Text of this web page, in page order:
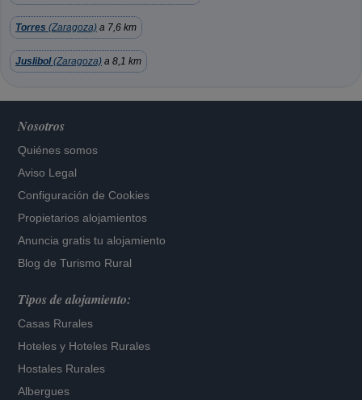
Torres (Zaragoza) a 7,6 km
Juslibol(Zaragoza) a 8,1 km
Nosotros
Quiénes somos
Aviso Legal
Configuración de Cookies
Propietarios alojamientos
Anuncia gratis tu alojamiento
Blog de Turismo Rural
Tipos de alojamiento:
Casas Rurales
Hoteles y Hoteles Rurales
Hostales Rurales
Albergues